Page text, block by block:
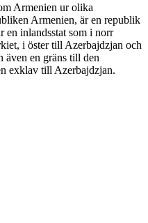
Armenien ur olika
Armenien, är en republik
en inlandsstat som i norr
i öster till Azerbajdzjan och
även en gräns till den
exklav till Azerbajdzjan.